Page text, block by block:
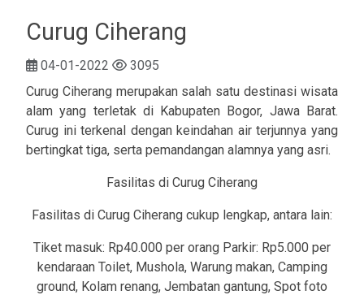
Curug Ciherang
04-01-2022
3095
Curug Ciherang merupakan salah satu destinasi wisata
alam yang terletak di Kabupaten Bogor, Jawa Barat.
Curug ini terkenal dengan keindahan air terjunnya yang
bertingkat tiga, serta pemandangan alamnya yang asri.
Fasilitas di Curug Ciherang
Fasilitas di Curug Ciherang cukup lengkap, antara lain:
Tiket masuk: Rp40.000 per orang Parkir: Rp5.000 per
kendaraan Toilet, Mushola, Warung makan, Camping
ground, Kolam renang, Jembatan gantung, Spot foto